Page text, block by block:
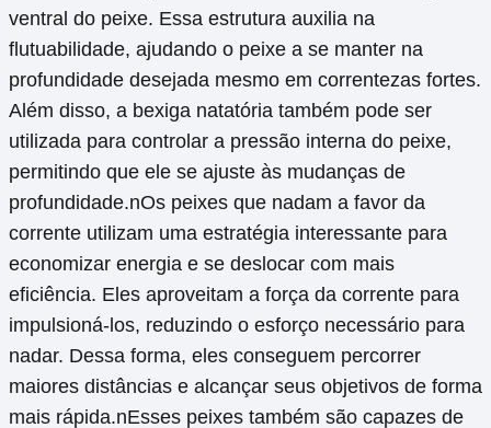
ventral do peixe. Essa estrutura auxilia na
flutuabilidade, ajudando o peixe a se manter na
profundidade desejada mesmo em correntezas fortes.
Além disso, a bexiga natatória também pode ser
utilizada para controlar a pressão interna do peixe,
permitindo que ele se ajuste às mudanças de
profundidade.nOs peixes que nadam a favor da
corrente utilizam uma estratégia interessante para
economizar energia e se deslocar com mais
eficiência. Eles aproveitam a força da corrente para
impulsioná-los, reduzindo o esforço necessário para
nadar. Dessa forma, eles conseguem percorrer
maiores distâncias e alcançar seus objetivos de forma
mais rápida.nEsses peixes também são capazes de